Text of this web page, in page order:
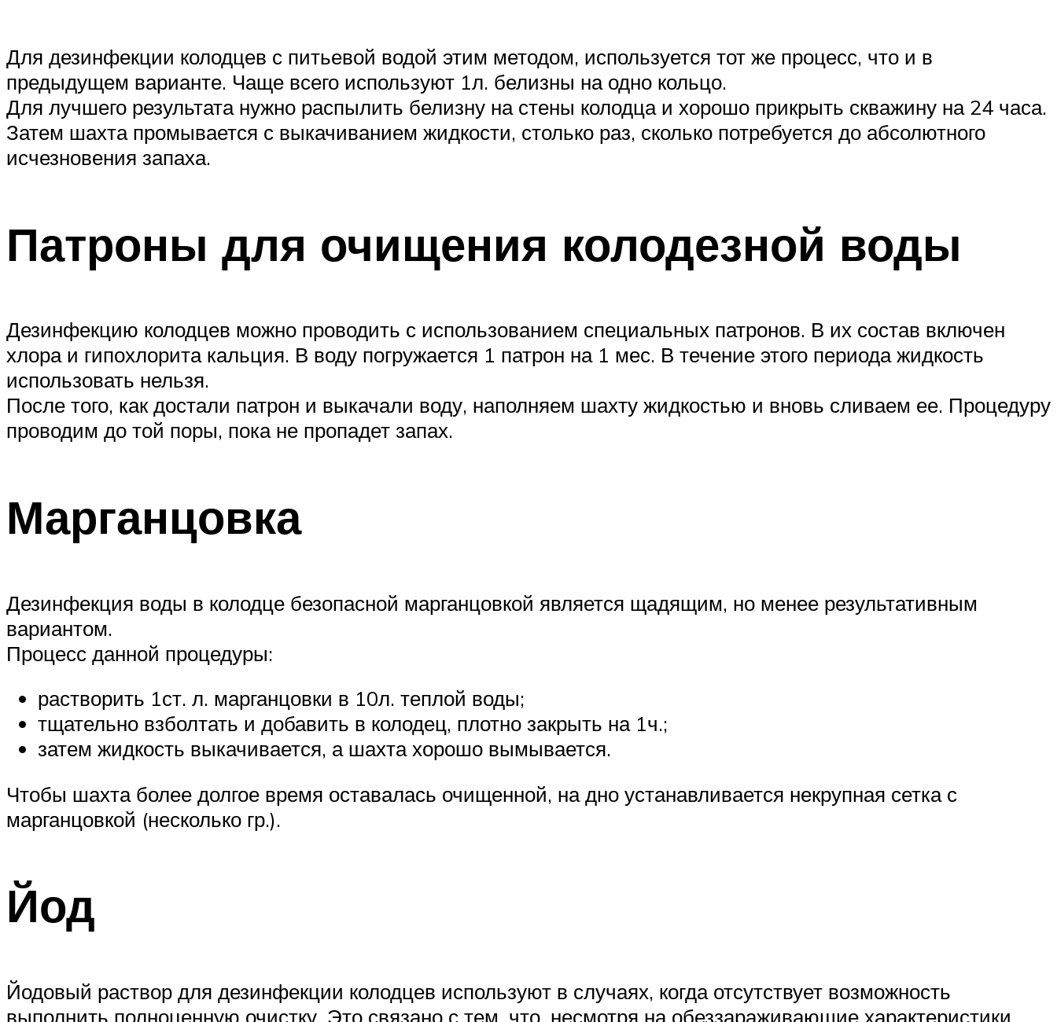
Для дезинфекции колодцев с питьевой водой этим методом, используется тот же процесс, что и в
предыдущем варианте. Чаще всего используют 1л. белизны на одно кольцо.
Для лучшего результата нужно распылить белизну на стены колодца и хорошо прикрыть скважину на 24 часа.
Затем шахта промывается с выкачиванием жидкости, столько раз, сколько потребуется до абсолютного
исчезновения запаха.
Патроны для очищения колодезной воды
Дезинфекцию колодцев можно проводить с использованием специальных патронов. В их состав включен
хлора и гипохлорита кальция. В воду погружается 1 патрон на 1 мес. В течение этого периода жидкость
использовать нельзя.
После того, как достали патрон и выкачали воду, наполняем шахту жидкостью и вновь сливаем ее. Процедуру
проводим до той поры, пока не пропадет запах.
Марганцовка
Дезинфекция воды в колодце безопасной марганцовкой является щадящим, но менее результативным
вариантом.
Процесс данной процедуры:
растворить 1ст. л. марганцовки в 10л. теплой воды;
тщательно взболтать и добавить в колодец, плотно закрыть на 1ч.;
затем жидкость выкачивается, а шахта хорошо вымывается.
Чтобы шахта более долгое время оставалась очищенной, на дно устанавливается некрупная сетка с
марганцовкой (несколько гр.).
Йод
Йодовый раствор для дезинфекции колодцев используют в случаях, когда отсутствует возможность
выполнить полноценную очистку. Это связано с тем, что, несмотря на обеззараживающие характеристики